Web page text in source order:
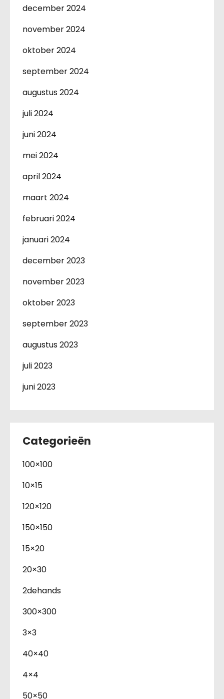
december 2024
november 2024
oktober 2024
september 2024
augustus 2024
juli 2024
juni 2024
mei 2024
april 2024
maart 2024
februari 2024
januari 2024
december 2023
november 2023
oktober 2023
september 2023
augustus 2023
juli 2023
juni 2023
Categorieën
100×100
10×15
120×120
150×150
15×20
20×30
2dehands
300×300
3×3
40×40
4×4
50×50